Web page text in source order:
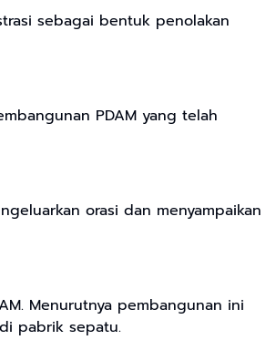
sebagai bentuk penolakan
PDAM yang telah
orasi dan menyampaikan
Menurutnya pembangunan ini
pabrik sepatu.